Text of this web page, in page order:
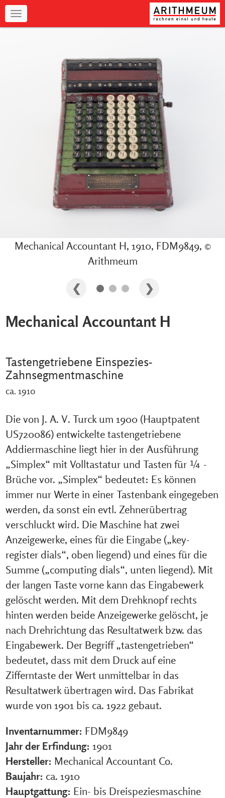
Navigation
Mechanical Accountant H, 1910, FDM9849, ©
Arithmeum
Mechanical Accountant H
Tastengetriebene Einspezies-
Zahnsegmentmaschine
ca. 1910
Die von J. A. V. Turck um 1900 (Hauptpatent
US720086) entwickelte tastengetriebene
Addiermaschine liegt hier in der Ausführung
„Simplex“ mit Volltastatur und Tasten für ¼ -
Brüche vor. „Simplex“ bedeutet: Es können
immer nur Werte in einer Tastenbank eingegeben
werden, da sonst ein evtl. Zehnerübertrag
verschluckt wird. Die Maschine hat zwei
Anzeigewerke, eines für die Eingabe („key-
register dials“, oben liegend) und eines für die
Summe („computing dials“, unten liegend). Mit
der langen Taste vorne kann das Eingabewerk
gelöscht werden. Mit dem Drehknopf rechts
hinten werden beide Anzeigewerke gelöscht, je
nach Drehrichtung das Resultatwerk bzw. das
Eingabewerk. Der Begriff „tastengetrieben“
bedeutet, dass mit dem Druck auf eine
Zifferntaste der Wert unmittelbar in das
Resultatwerk übertragen wird. Das Fabrikat
wurde von 1901 bis ca. 1922 gebaut.
Inventarnummer: FDM9849
Jahr der Erfindung: 1901
Hersteller: Mechanical Accountant Co.
Baujahr: ca. 1910
Hauptgattung: Ein- bis Dreispeziesmaschine